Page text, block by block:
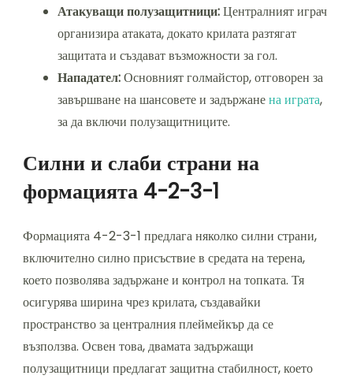
Атакуващи полузащитници:Централният играч
организира атаката, докато крилата разтягат
защитата и създават възможности за гол.
Нападател:Основният голмайстор, отговорен за
завършване на шансовете и задържанена играта,
за да включи полузащитниците.
Силни и слаби страни на
формацията 4-2-3-1
Формацията 4-2-3-1 предлага няколко силни страни,
включително силно присъствие в средата на терена,
което позволява задържане и контрол на топката. Тя
осигурява ширина чрез крилата, създавайки
пространство за централния плеймейкър да се
възползва. Освен това, двамата задържащи
полузащитници предлагат защитна стабилност, което